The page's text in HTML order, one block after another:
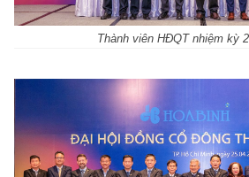
Thành viên HĐQT nhiệm kỳ